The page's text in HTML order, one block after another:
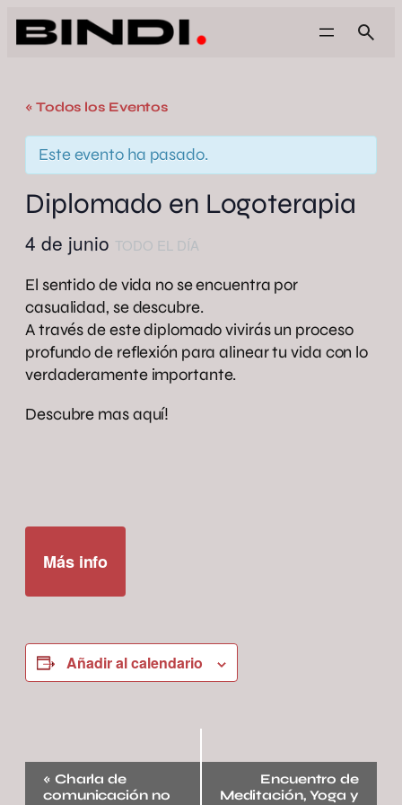
« Todos los Eventos
Este evento ha pasado.
Diplomado en Logoterapia
4 de junio TODO EL DÍA
El sentido de vida no se encuentra por
casualidad, se descubre.
A través de este diplomado vivirás un proceso
profundo de reflexión para alinear tu vida con lo
verdaderamente importante.
Descubre mas aquí!
Más info
Añadir al calendario
Navegación
del« Charla de
comunicación no
Encuentro de
Meditación, Yoga y